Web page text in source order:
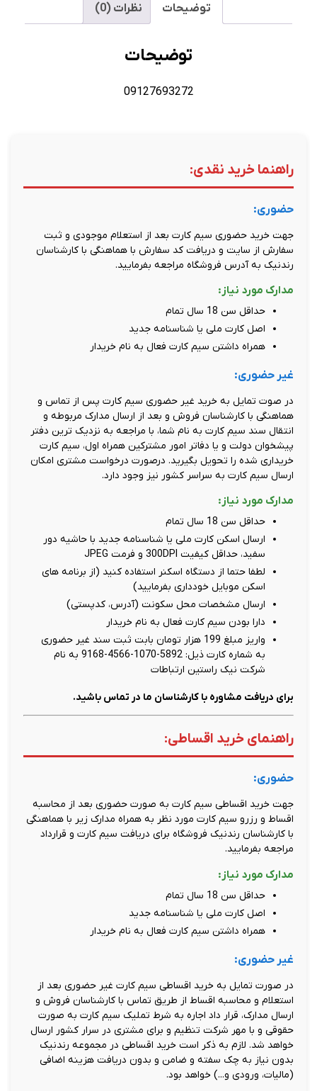
توضیحات نظرات (0)
توضیحات
09127693272
راهنما خرید نقدی:
حضوری:
جهت خرید حضوری سیم کارت بعد از استعلام موجودی و ثبت
سفارش از سایت و دریافت کد سفارش با هماهنگی با کارشناسان
رندنیک به آدرس فروشگاه مراجعه بفرمایید.
مدارک مورد نیاز:
حداقل سن 18 سال تمام
اصل کارت ملی یا شناسنامه جدید
همراه داشتن سیم کارت فعال به نام خریدار
غیر حضوری:
در صوت تمایل به خرید غیر حضوری سیم کارت پس از تماس و
هماهنگی با کارشناسان فروش و بعد از ارسال مدارک مربوطه و
انتقال سند سیم کارت به نام شما، با مراجعه به نزدیک ترین دفتر
پیشخوان دولت و یا دفاتر امور مشترکین همراه اول، سیم کارت
خریداری شده را تحویل بگیرید. درصورت درخواست مشتری امکان
ارسال سیم کارت به سراسر کشور نیز وجود دارد.
مدارک مورد نیاز:
حداقل سن 18 سال تمام
ارسال اسکن کارت ملی یا شناسنامه جدید با حاشیه دور
سفید، حداقل کیفیت 300DPI و فرمت JPEG
لطفا حتما از دستگاه اسکنر استفاده کنید (از برنامه های
اسکن موبایل خودداری بفرمایید)
ارسال مشخصات محل سکونت (آدرس، کدپستی)
دارا بودن سیم کارت فعال به نام خریدار
واریز مبلغ 199 هزار تومان بابت ثبت سند غیر حضوری
به شماره کارت ذیل: 5892-1070-4566-9168 به نام
شرکت نیک راستین ارتباطات
برای دریافت مشاوره با کارشناسان ما در تماس باشید.
راهنمای خرید اقساطی:
حضوری:
جهت خرید اقساطی سیم کارت به صورت حضوری بعد از محاسبه
اقساط و رزرو سیم کارت مورد نظر به همراه مدارک زیر با هماهنگی
با کارشناسان رندنیک فروشگاه برای دریافت سیم کارت و قرارداد
مراجعه بفرمایید.
مدارک مورد نیاز:
حداقل سن 18 سال تمام
اصل کارت ملی یا شناسنامه جدید
همراه داشتن سیم کارت فعال به نام خریدار
غیر حضوری:
در صورت تمایل به خرید اقساطی سیم کارت غیر حضوری بعد از
استعلام و محاسبه اقساط از طریق تماس با کارشناسان فروش و
ارسال مدارک، قرار داد اجاره به شرط تملیک سیم کارت به صورت
حقوقی و با مهر شرکت تنظیم و برای مشتری در سرار کشور ارسال
خواهد شد. لازم به ذکر است خرید اقساطی در مجموعه رندنیک
بدون نیاز به چک سفته و ضامن و بدون دریافت هزینه اضافی
(مالیات، ورودی و...) خواهد بود.